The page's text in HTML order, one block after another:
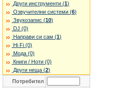
Други инструменти (1)
Озвучителни системи (6)
Звукозапис (10)
DJ (0)
Направи си сам (1)
Hi Fi (0)
Мода (0)
Книги / Ноти (0)
Други неща (2)
Потребител